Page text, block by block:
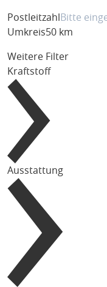
Postleitzahl
Umkreis50 km
Weitere Filter
Kraftstoff
Ausstattung